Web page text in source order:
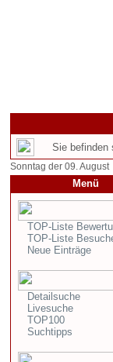
Sie
Sonntag der 09. August
Menü
TOP-Liste
TOP-Liste
Neue Einträge
Detailsuche
Livesuche
TOP100
Suchtipps